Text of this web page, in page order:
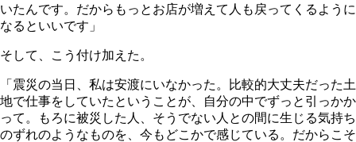
いたんです。だからもっとお店が増えて人も戻ってくるように
なるといいです」
そして、こう付け加えた。
「震災の当日、私は安渡にいなかった。比較的大丈夫だった土
地で仕事をしていたということが、自分の中でずっと引っかか
って。もろに被災した人、そうでない人との間に生じる気持ち
のずれのようなものを、今もどこかで感じている。だからこそ